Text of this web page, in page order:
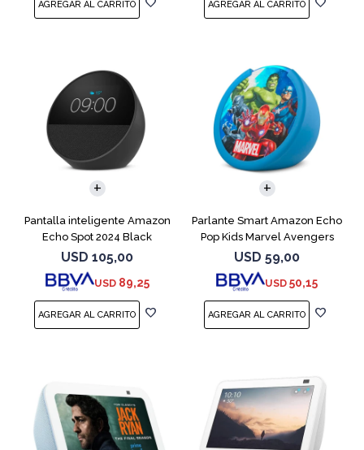
Pantalla inteligente Amazon
Echo Spot 2024 Black
USD 105,00
USD 89,25
Parlante Smart Amazon Echo
Pop Kids Marvel Avengers
USD 59,00
USD 50,15